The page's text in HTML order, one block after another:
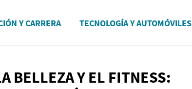
Y CARRERA TECNOLOGÍA Y AUTOMÓVILES
BELLEZA Y EL FITNESS: